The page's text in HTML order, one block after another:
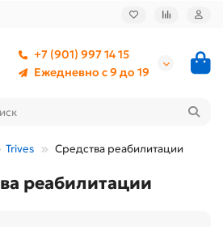
+7 (901) 997 14 15
Ежедневно с 9 до 19
Trives Средства реабилитации
реабилитации